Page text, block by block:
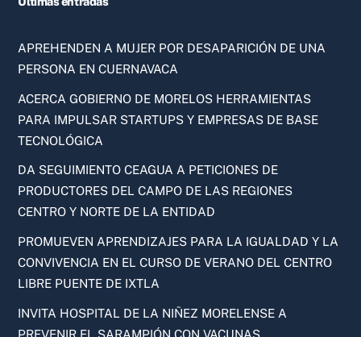
APREHENDEN A MUJER POR DESAPARICIÓN DE UNA
PERSONA EN CUERNAVACA
ACERCA GOBIERNO DE MORELOS HERRAMIENTAS
PARA IMPULSAR STARTUPS Y EMPRESAS DE BASE
TECNOLÓGICA
DA SEGUIMIENTO CEAGUA A PETICIONES DE
PRODUCTORES DEL CAMPO DE LAS REGIONES
CENTRO Y NORTE DE LA ENTIDAD
PROMUEVEN APRENDIZAJES PARA LA IGUALDAD Y LA
CONVIVENCIA EN EL CURSO DE VERANO DEL CENTRO
LIBRE PUENTE DE IXTLA
INVITA HOSPITAL DE LA NIÑEZ MORELENSE A
PREVENIR EL SARAMPIÓN CON VACUNAS